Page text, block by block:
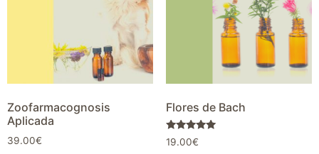
Zoofarmacognosis
Aplicada
39.00€
Flores de Bach
Valorado con
5.00
19.00€